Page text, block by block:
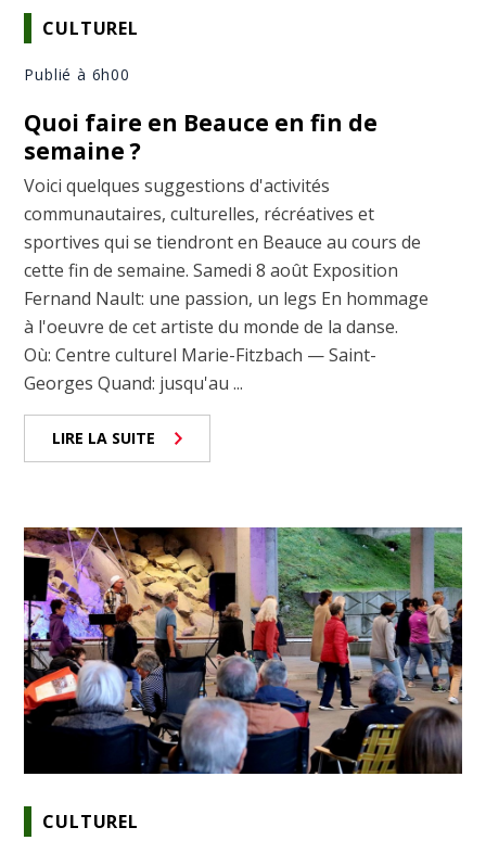
CULTUREL
Publié à 6h00
Quoi faire en Beauce en fin de
semaine ?
Voici quelques suggestions d'activités
communautaires, culturelles, récréatives et
sportives qui se tiendront en Beauce au cours de
cette fin de semaine. Samedi 8 août Exposition
Fernand Nault: une passion, un legs En hommage
à l'oeuvre de cet artiste du monde de la danse.
Où: Centre culturel Marie-Fitzbach — Saint-
Georges Quand: jusqu'au ...
LIRE LA SUITE
CULTUREL